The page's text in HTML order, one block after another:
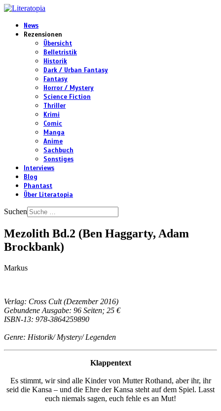
News
Rezensionen
Übersicht
Belletristik
Historik
Dark / Urban Fantasy
Fantasy
Horror / Mystery
Science Fiction
Thriller
Krimi
Comic
Manga
Anime
Sachbuch
Sonstiges
Interviews
Blog
Phantast
Über Literatopia
Suchen
Mezolith Bd.2 (Ben Haggarty, Adam
Brockbank)
Markus
Verlag: Cross Cult (Dezember 2016)
Gebundene Ausgabe: 96 Seiten; 25 €
ISBN-13: 978-3864259890
Genre: Historik/ Mystery/ Legenden
Klappentext
Es stimmt, wir sind alle Kinder von Mutter Rothand, aber ihr, ihr
seid die Kansa – und die Ehre der Kansa steht auf dem Spiel. Lasst
euch niemals sagen, euch fehle es an Mut!